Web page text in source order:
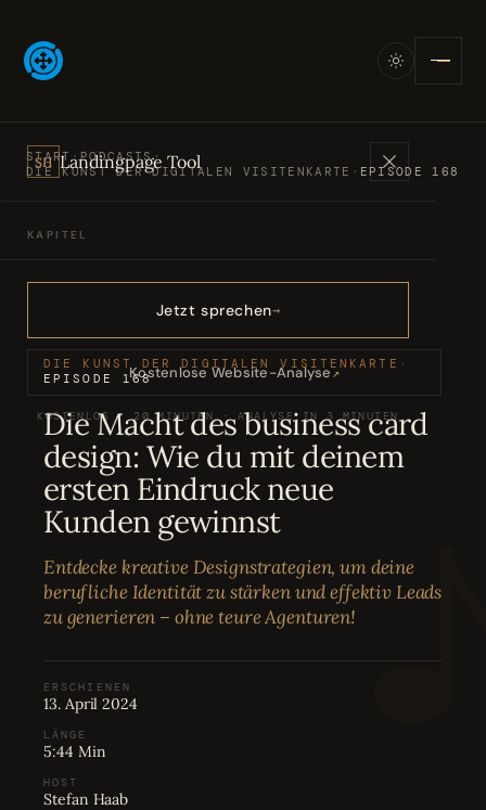
SH Landingpage Tool
KAPITEL
01 Angebote
02 Bücher
Podcasts
04 Bewertungen
05 Karriere
Jetzt sprechen
Kostenlose Website-Analyse↗
KOSTENLOS · 20 MINUTEN · ANALYSE IN 3 MINUTEN
START·PODCASTS·
DIE KUNST DER DIGITALEN VISITENKARTE · EPISODE 168
DIE KUNST DER DIGITALEN VISITENKARTE ·
EPISODE 168
Die Macht des business card
design: Wie du mit deinem
ersten Eindruck neue
Kunden gewinnst
Entdecke kreative Designstrategien, um deine
berufliche Identität zu stärken und effektiv Leads
zu generieren – ohne teure Agenturen!
ERSCHIENEN
13. April 2024
LÄNGE
5:44 Min
HOST
Stefan Haab